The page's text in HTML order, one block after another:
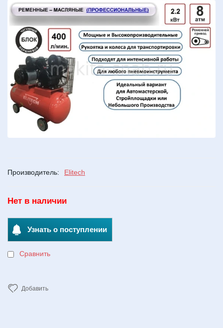
Нет в наличии
Узнать о поступлении
Сравнить
Добавить
Производитель: Elitech